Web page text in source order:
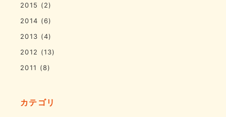
2015 (2)
2014 (6)
2013 (4)
2012 (13)
2011 (8)
カテゴリ